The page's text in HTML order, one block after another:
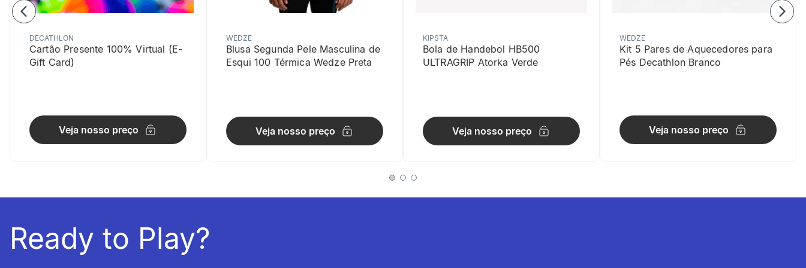
Extensível
O conforto da elasticidade (2% de elastano)
DECATHLON
Cartão Presente 100% Virtual (E-
Gift Card)
Veja nosso preço
WEDZE
Blusa Segunda Pele Masculina de
Esqui 100 Térmica Wedze Preta
Veja nosso preço
KIPSTA
Bola de Handebol HB500
ULTRAGRIP Atorka Verde
Veja nosso preço
WEDZE
Kit 5 Pares de Aquecedores para
Pés Decathlon Branco
Veja nosso preço
Ready to Play?